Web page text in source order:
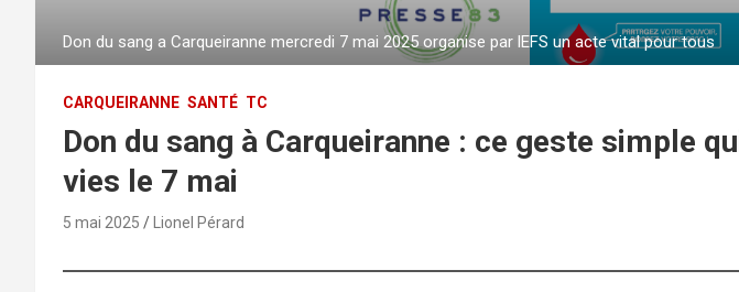
Don du sang a Carqueiranne mercredi 7 mai 2025 organise par lEFS un acte vital pour tous
CARQUEIRANNE SANTÉ TC
Don du sang à Carqueiranne : ce geste simple
vies le 7 mai
5 mai 2025 Lionel Pérard